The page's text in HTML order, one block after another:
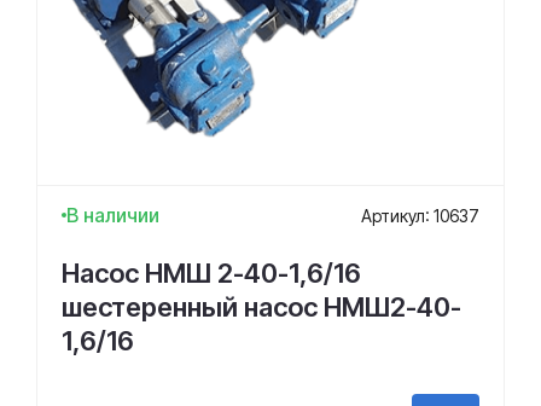
В наличии Артикул: 10637
Насос НМШ 2-40-1,6/16
шестеренный насос НМШ2-40-
1,6/16